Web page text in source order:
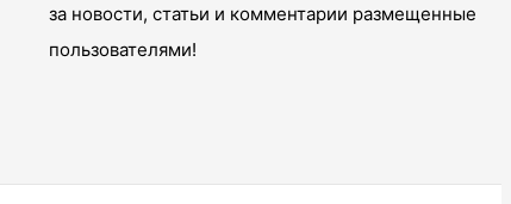
за новости, статьи и комментарии размещенные
пользователями!